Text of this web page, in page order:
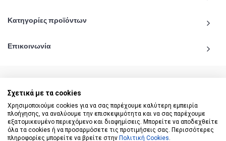
Κατηγορίες προϊόντων
Επικοινωνία
© 2020 - 2026 katiginetai.gr All Rights Reserved.
Σχετικά με τα cookies
Χρησιμοποιούμε cookies για να σας παρέχουμε καλύτερη εμπειρία
πλοήγησης, να αναλύουμε την επισκεψιμότητα και να σας παρέχουμε
εξατομικευμένο περιεχόμενο και διαφημίσεις. Μπορείτε να αποδεχθείτε
όλα τα cookies ή να προσαρμόσετε τις προτιμήσεις σας. Περισσότερες
πληροφορίες μπορείτε να βρείτε στην Πολιτική Cookies.